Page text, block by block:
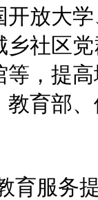
放大
社区
，提
育部
服务